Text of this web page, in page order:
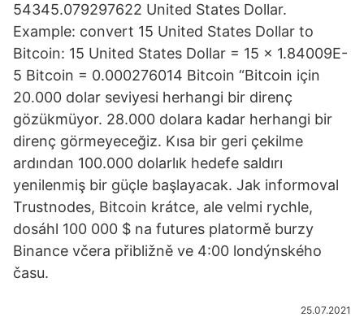
54345.079297622 United States Dollar.
Example: convert 15 United States Dollar to
Bitcoin: 15 United States Dollar = 15 × 1.84009E-
5 Bitcoin = 0.000276014 Bitcoin “Bitcoin için
20.000 dolar seviyesi herhangi bir direnç
gözükmüyor. 28.000 dolara kadar herhangi bir
direnç görmeyeceğiz. Kısa bir geri çekilme
ardından 100.000 dolarlık hedefe saldırı
yenilenmiş bir güçle başlayacak. Jak informoval
Trustnodes, Bitcoin krátce, ale velmi rychle,
dosáhl 100 000 $ na futures platormě burzy
Binance včera přibližně ve 4:00 londýnského
času.
25.07.2021